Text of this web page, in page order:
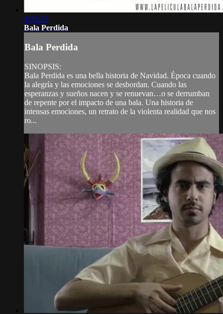
1:25:25
Bala Perdida
Bala Perdida
SINOPSIS:
Bala Perdida es una bella historia de Navidad. Época cuando
la alegría y las emociones se desbordan. Cuando las
esperanzas y sueños nacen y se renuevan…o se derrumban
de repente por el impacto de una bala. Una historia de
intensas emociones, un retrato de la violenta realidad que nos
ro...